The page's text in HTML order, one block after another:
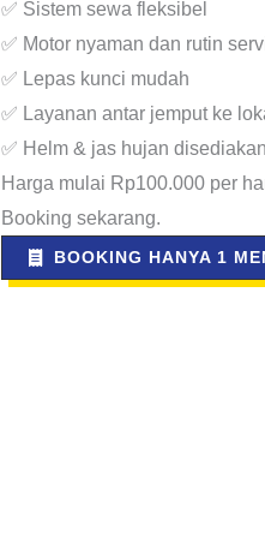
✅ Sistem sewa fleksibel
✅ Motor nyaman dan rutin
✅ Lepas kunci mudah
✅ Layanan antar jemput ke
✅ Helm & jas hujan disediakan
Harga mulai Rp100.000 per
Booking sekarang.
BOOKING HANYA 1